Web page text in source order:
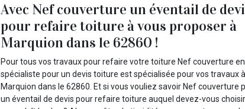
Avec Nef couverture un éventail de
pour refaire toiture à vous proposer à
Marquion dans le 62860 !
Pour tous vos travaux pour refaire votre toiture Nef couverture
spécialiste pour un devis toiture est spécialisée pour vos travaux à
Marquion dans le 62860. Et si vous vouliez savoir Nef couverture
un éventail de devis pour refaire toiture auquel devez-vous